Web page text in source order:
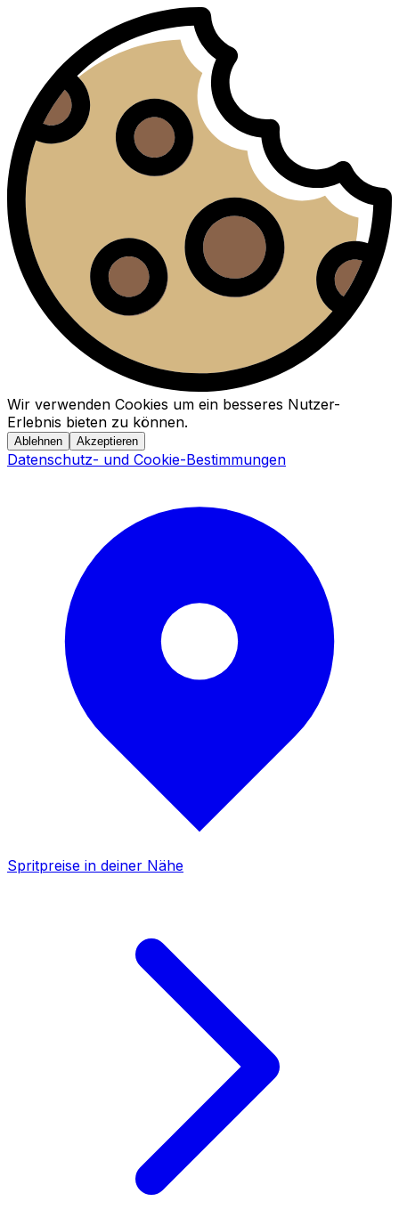
Wir verwenden Cookies um ein besseres Nutzer-
Erlebnis bieten zu können.
Ablehnen Akzeptieren
Datenschutz- und Cookie-Bestimmungen
Spritpreise in deiner Nähe